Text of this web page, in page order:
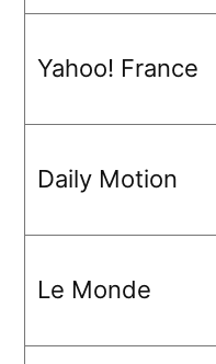
Yahoo! France
Daily Motion
Le Monde